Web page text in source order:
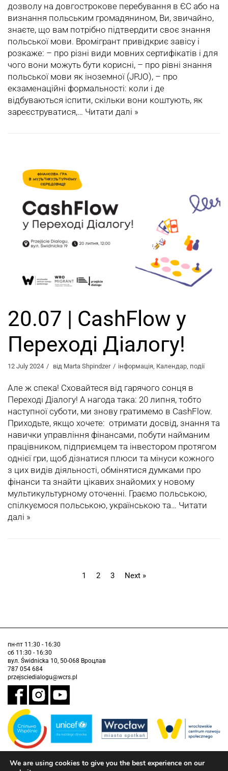
дозволу на довгострокове перебування в ЄС або на
визнання польським громадянином, Ви, звичайно,
знаєте, що вам потрібно підтвердити своє знання
польської мови. Вромігрант привідкриє завісу і
розкаже: – про різні види мовних сертифікатів і для
чого вони можуть бути корисні, – про рівні знання
польської мови як іноземної (JPJO), – про
екзаменаційні формальності: коли і де
відбуваються іспити, скільки вони коштують, як
зареєструватися,… Читати далі »
20.07 | CashFlow у
Переході Діалогу!
12 July 2024 від Marta Shpindzer інформація, Календар, події
Але ж спека! Сховайтеся від гарячого сонця в
Переході Діалогу! А нагода така: 20 липня, тобто
наступної суботи, ми знову гратимемо в CashFlow.
Приходьте, якщо хочете: отримати досвід, знання та
навички управління фінансами, побути найманим
працівником, підприємцем та інвестором протягом
однієї гри, щоб дізнатися плюси та мінуси кожного
з цих видів діяльності, обмінятися думками про
фінанси та знайти цікавих знайомих у новому
мультикультурному оточенні. Граємо польською,
спілкуємося польською, українською та… Читати
далі »
1 2 3 Next »
пн-пт 11:30 - 16:30
сб 11:30 - 16:30
вул. Świdnicka 10, 50-068 Вроцлав
787 054 684
przejsciedialogu@wcrs.pl
Завдання виконується муніципалітетом Вроцлава у партнерстві з
We are using cookies to give you the best experience on our